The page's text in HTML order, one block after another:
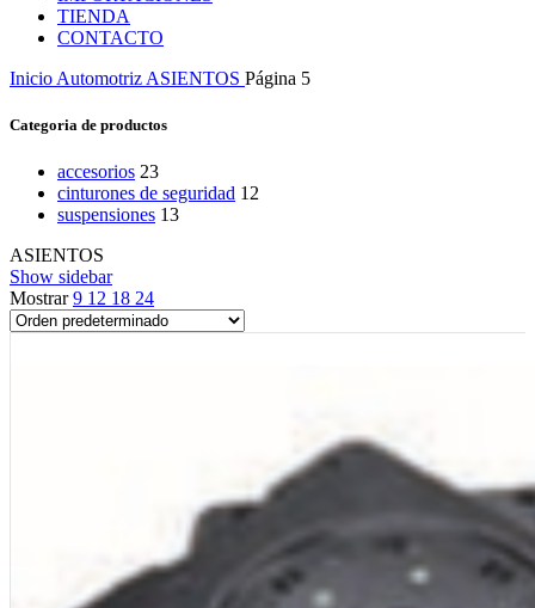
TIENDA
CONTACTO
Inicio Automotriz ASIENTOS Página 5
Categoria de productos
accesorios 23
cinturones de seguridad 12
suspensiones 13
ASIENTOS
Show sidebar
Mostrar9 12 18 24